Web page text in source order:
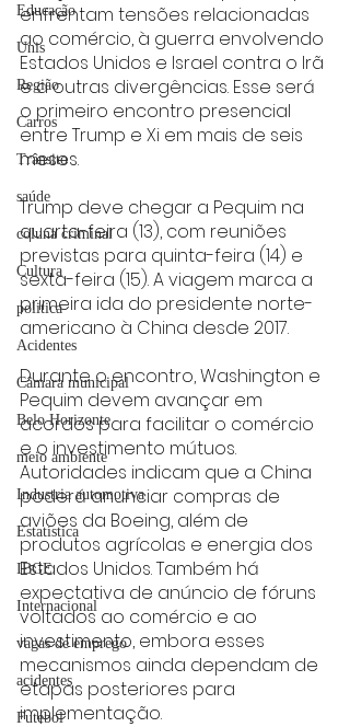
Educação
Unis
Região
Carros
Trânsito
saúde
coluna criminal
Cultura
politica
Acidentes
Câmara municipal
Belo Horizonte
meio ambiente
Industria automotiva
Estatística
IBGE
Internacional
vagas de emprego
acidentes
Futebol
enfrentam tensões relacionadas
ao comércio, à guerra envolvendo
Estados Unidos e Israel contra o Irã
e a outras divergências. Esse será
o primeiro encontro presencial
entre Trump e Xi em mais de seis
meses.
Trump deve chegar a Pequim na
quarta-feira (13), com reuniões
previstas para quinta-feira (14) e
sexta-feira (15). A viagem marca a
primeira ida do presidente norte-
americano à China desde 2017.
Durante o encontro, Washington e
Pequim devem avançar em
acordos para facilitar o comércio
e o investimento mútuos.
Autoridades indicam que a China
poderá anunciar compras de
aviões da Boeing, além de
produtos agrícolas e energia dos
Estados Unidos. Também há
expectativa de anúncio de fóruns
voltados ao comércio e ao
investimento, embora esses
mecanismos ainda dependam de
etapas posteriores para
implementação.